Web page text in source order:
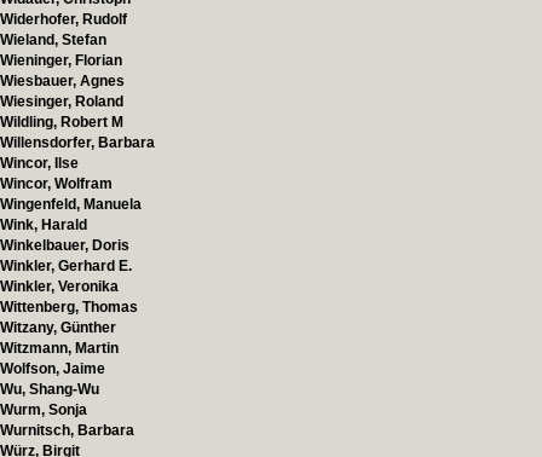
Widerhofer, Rudolf
Wieland, Stefan
Wieninger, Florian
Wiesbauer, Agnes
Wiesinger, Roland
Wildling, Robert M
Willensdorfer, Barbara
Wincor, Ilse
Wincor, Wolfram
Wingenfeld, Manuela
Wink, Harald
Winkelbauer, Doris
Winkler, Gerhard E.
Winkler, Veronika
Wittenberg, Thomas
Witzany, Günther
Witzmann, Martin
Wolfson, Jaime
Wu, Shang-Wu
Wurm, Sonja
Wurnitsch, Barbara
Würz, Birgit